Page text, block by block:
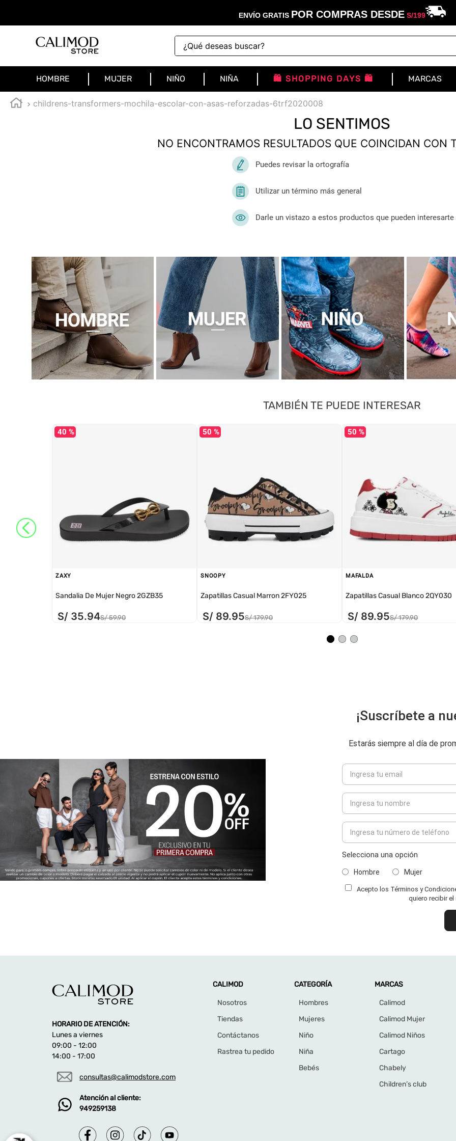
ENVÍO GRATIS POR COMPRAS DESDES/199
¿Qué deseas buscar?
HOMBRE MUJER NIÑO NIÑA 🛍️ SHOPPING DAYS 🛍️ MARCAS
childrens-transformers-mochila-escolar-con-asas-reforzadas-6trf2020008
LO SENTIMOS
NO ENCONTRAMOS RESULTADOS QUE COINCIDAN CON
Puedes revisar la ortografía
Utilizar un término más general
Darle un vistazo a estos productos que pueden interesarte
TAMBIÉN TE PUEDE INTERESAR
40 %
ZAXY
Sandalia De Mujer Negro 2GZB35
S/ 35.94S/ 59.90
50 %
SNOOPY
Zapatillas Casual Marron 2FY025
S/ 89.95S/ 179.90
50 %
MAFALDA
Zapatillas Casual Blanco 2QY030
S/ 89.95S/ 179.90
¡Suscríbete a
Estarás siempre al día de
Selecciona una opción
Hombre Mujer
Acepto los Términos y
quiero recibir
HORARIO DE ATENCIÓN:
Lunes a viernes
09:00 - 12:00
14:00 - 17:00
consultas@calimodstore.com
Atención al cliente:
949259138
CALIMOD
Nosotros
Tiendas
Contáctanos
Rastrea tu pedido
CATEGORÍA
Hombres
Mujeres
Niño
Niña
Bebés
MARCAS
Calimod
Calimod Mujer
Calimod Niños
Cartago
Chabely
Children’s club